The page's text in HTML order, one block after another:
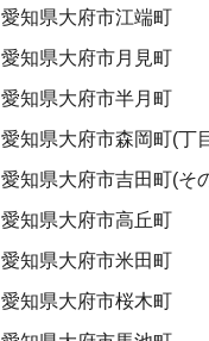
愛知県大府市江端町
愛知県大府市月見町
愛知県大府市半月町
愛知県大府市森岡町(丁
愛知県大府市吉田町(そ
愛知県大府市高丘町
愛知県大府市米田町
愛知県大府市桜木町